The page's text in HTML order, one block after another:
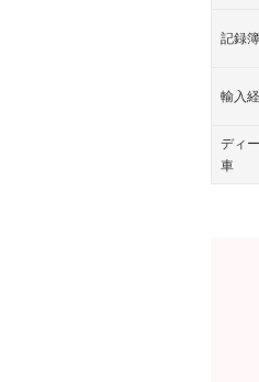
記録簿
輸入
ディ
車